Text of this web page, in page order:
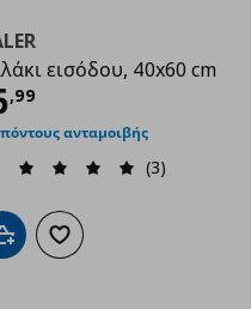
εισόδου, 40x60 cm
,99 τιμή
ανταμοιβής
(3)
Προσθήκη στο καλάθι
Προσθήκη στα αγαπημένα